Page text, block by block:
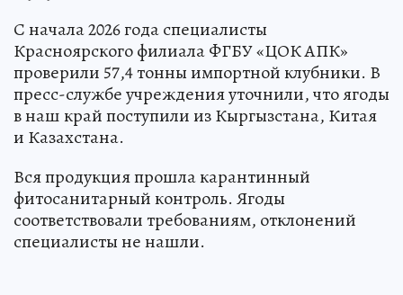
С начала 2026 года специалисты
Красноярского филиала ФГБУ «ЦОК АПК»
проверили 57,4 тонны импортной клубники. В
пресс-службе учреждения уточнили, что ягоды
в наш край поступили из Кыргызстана, Китая
и Казахстана.
Вся продукция прошла карантинный
фитосанитарный контроль. Ягоды
соответствовали требованиям, отклонений
специалисты не нашли.